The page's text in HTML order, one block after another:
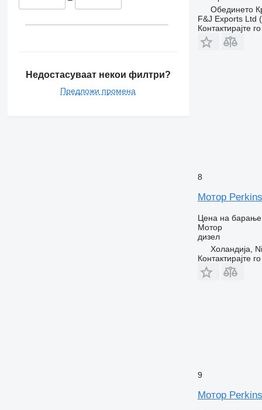
Недостасуваат некои филтри?
Предложи промена
Обединето
F&J Exports Ltd
Контактирајте
8
Мотор
Цена на барање
Мотор
дизел
Холандија,
Контактирајте
9
Мотор